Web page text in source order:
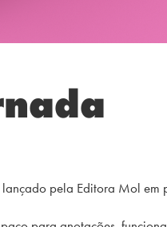
pela Editora Mol em